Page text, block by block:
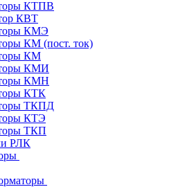
КТПВ
КВТ
КМЭ
КМ (пост. ток)
КМ
КМИ
КМН
КТК
ТКПД
КТЭ
ТКП
РЛК